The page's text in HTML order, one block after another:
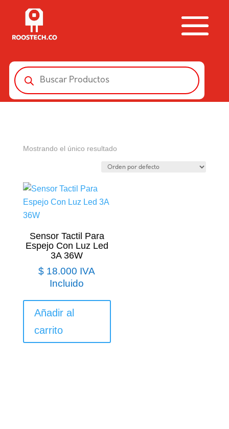
Búsqueda
de
productos
Mostrando el único resultado
Sensor Tactil Para
Espejo Con Luz Led
3A 36W
$ 18.000 IVA
Incluido
Añadir al
carrito